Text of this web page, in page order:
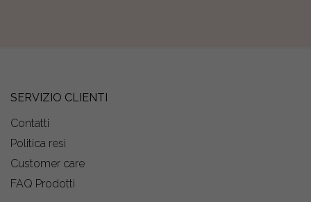
SERVIZIO CLIENTI
Contatti
Politica resi
Customer care
FAQ Prodotti